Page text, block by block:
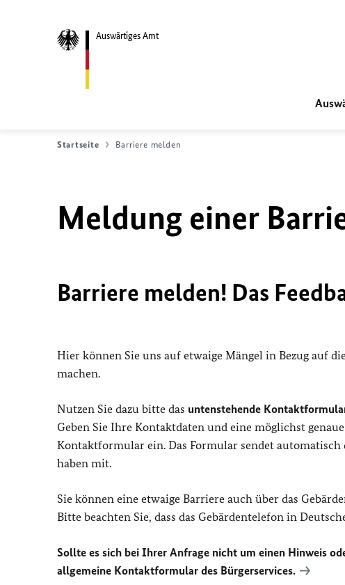
Auswärtiges Amt
Startseite Barriere melden
Meldung einer
Barriere melden! Das
Hier können Sie uns auf etwaige Mängel in Bezug auf
machen.
Nutzen Sie dazu bitte das untenstehende
Geben Sie Ihre Kontaktdaten und eine möglichst
Kontaktformular ein. Das Formular sendet automatisch
haben mit.
Sie können eine etwaige Barriere auch über das
Bitte beachten Sie, dass das Gebärdentelefon in
Sollte es sich bei Ihrer Anfrage nicht um einen Hinweis
allgemeine Kontaktformular des Bürgerservices.